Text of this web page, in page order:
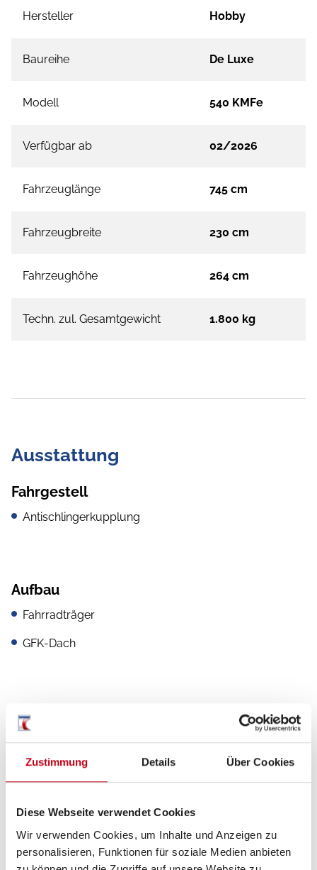
Zustimmung Details Über Cookies
Diese Webseite verwendet Cookies
Wir verwenden Cookies, um Inhalte und Anzeigen zu
personalisieren, Funktionen für soziale Medien anbieten
Hersteller Hobby
Baureihe De Luxe
Modell 540 KMFe
Verfügbar ab 02/2026
Fahrzeuglänge 745 cm
Fahrzeugbreite 230 cm
Fahrzeughöhe 264 cm
Techn. zul. Gesamtgewicht 1.800 kg
Ausstattung
Fahrgestell
Antischlingerkupplung
Aufbau
Fahrradträger
GFK-Dach
Küche
3-Flammkocher
Sanitär
WC